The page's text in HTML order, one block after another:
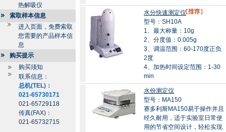
热解吸仪
索取样本信息
进入页面，免费索取
您需要的产品样本信
息
购买提示
购买须知
联系信息：
总机(TEL)：
021-65730171
021-65729118
传真(FAX)：
021-65732715
水分快速测定仪
型号：SH10A
1、最大称量：10g
2、分度值：0.005g
3、调温范围：60-170度正负
2度
4、加热时间设定范围：1-30
min
水份测定仪
型号：MA150
赛多利斯MA150易于操作并且
经久耐用，适于实验室日常使
用的节省空间设计，轻松实现